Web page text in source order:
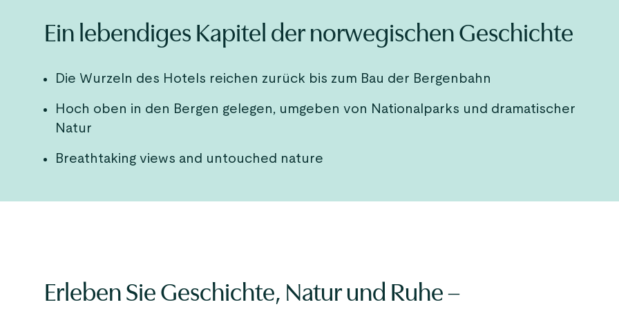
Ein lebendiges Kapitel der norwegischen Geschichte
Die Wurzeln des Hotels reichen zurück bis zum Bau der Bergenbahn
Hoch oben in den Bergen gelegen, umgeben von Nationalparks und dramatischer
Natur
Breathtaking views and untouched nature
Erleben Sie Geschichte, Natur und Ruhe –